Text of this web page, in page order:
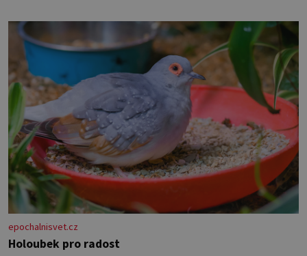
epochalnisvet.cz
Holoubek pro radost